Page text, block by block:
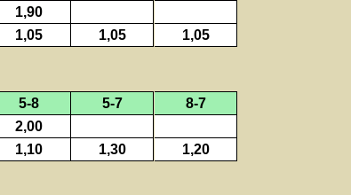
1,90
1,05 1,05 1,05
5-8 5-7
8-7
2,00
1,10 1,30 1,20